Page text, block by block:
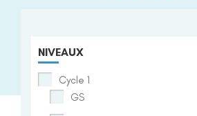
NIVEAUX
Cycle 1
GS